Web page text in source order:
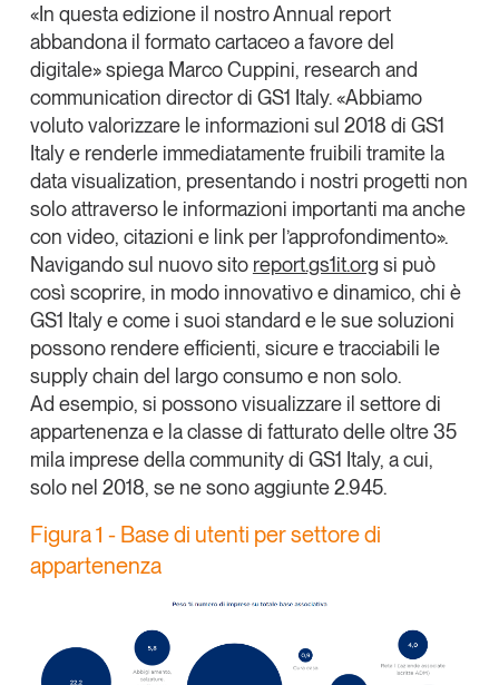
Comunicati stampa
Video
Podcast
Eventi e formazione
Tutti gli appuntamenti
Chi siamo
Newsletter
Contatti
Tendenze Journal
La nostra newsletter nella tua email
Iscriviti
«In questa edizione il nostro Annual report
abbandona il formato cartaceo a favore del
digitale» spiega Marco Cuppini, research and
communication director di GS1 Italy. «Abbiamo
voluto valorizzare le informazioni sul 2018 di GS1
Italy e renderle immediatamente fruibili tramite la
data visualization, presentando i nostri progetti non
solo attraverso le informazioni importanti ma anche
con video, citazioni e link per l’approfondimento».
Navigando sul nuovo sito report.gs1it.org si può
così scoprire, in modo innovativo e dinamico, chi è
GS1 Italy e come i suoi standard e le sue soluzioni
possono rendere efficienti, sicure e tracciabili le
supply chain del largo consumoe non solo.
Ad esempio, si possono visualizzare il settore di
appartenenza e la classe di fatturato delleoltre 35
mila imprese della community di GS1 Italy, a cui,
solo nel 2018, se ne sono aggiunte 2.945.
Figura 1 - Base di utenti per settore di
appartenenza